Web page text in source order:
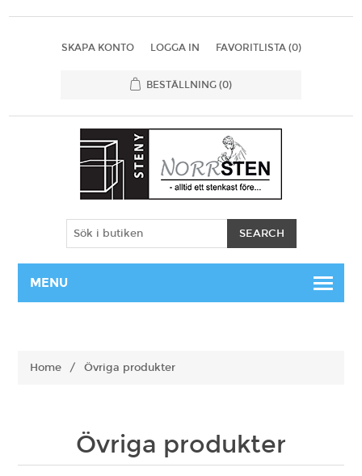
SKAPA KONTO LOGGA IN FAVORITLISTA (0)
BESTÄLLNING (0)
MENU
Home / Övriga produkter
Övriga produkter